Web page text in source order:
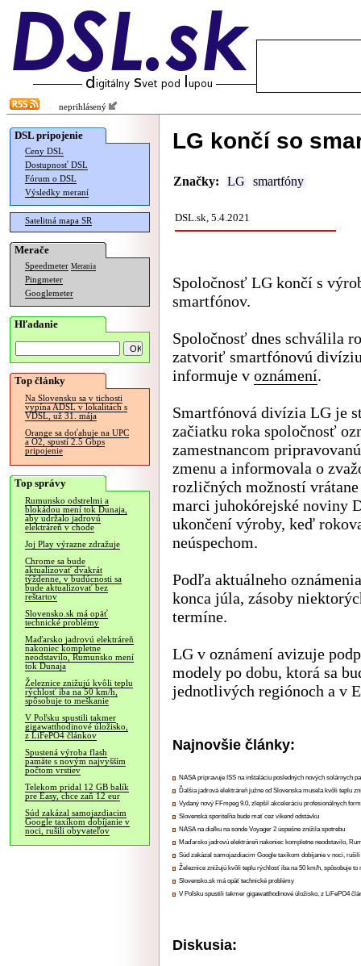
neprihlásený
DSL pripojenie
Ceny DSL
Dostupnosť DSL
Fórum o DSL
Výsledky meraní
Satelitná mapa SR
Merače
Speedmeter Merania
Pingmeter
Googlemeter
Hľadanie
Top články
Na Slovensku sa v tichosti
vypína ADSL v lokalitách s
VDSL, už 31. mája
Orange sa doťahuje na UPC
a O2, spustí 2.5 Gbps
pripojenie
Top správy
Rumunsko odstrelmi a
blokádou mení tok Dunaja,
aby udržalo jadrovú
elektráreň v chode
Joj Play výrazne zdražuje
Chrome sa bude
aktualizovať dvakrát
týždenne, v budúcnosti sa
bude aktualizovať bez
reštartov
Slovensko.sk má opäť
technické problémy
Maďarsko jadrovú elektráreň
nakoniec kompletne
neodstavilo, Rumunsko mení
tok Dunaja
Železnice znižujú kvôli teplu
rýchlosť iba na 50 km/h,
spôsobuje to meškanie
V Poľsku spustili takmer
gigawatthodinové úložisko,
z LiFePO4 článkov
Spustená výroba flash
pamäte s novým najvyšším
počtom vrstiev
Telekom pridal 12 GB balík
pre Easy, chce zaň 12 eur
Súd zakázal samojazdiacim
Google taxíkom dobíjanie v
noci, rušili obyvateľov
LG končí so
Značky: LG smartfóny
DSL.sk, 5.4.2021
Spoločnosť LG končí s
smartfónov.
Spoločnosť dnes schválila
zatvoriť smartfónovú
informuje v oznámení.
Smartfónová divízia LG je
začiatku roka spoločnosť
zamestnancom
zmenu a informovala o
rozličných možností
marci juhokórejské noviny
ukončení výroby, keď
neúspechom.
Podľa aktuálneho
konca júla, zásoby
termíne.
LG v oznámení avizuje
modely po dobu, ktorá sa
jednotlivých regiónoch a v
Najnovšie články:
NASA pripravuje ISS na inštaláciu posledných nových solárnych
Ďalšia jadrová elektráreň južne od Slovenska musela kvôli teplu
Vydaný nový FFmpeg 9.0, zlepšil akceleráciu profesionálnych
Slovenská sporiteľňa bude mať cez víkend odstávku
NASA na diaľku na sonde Voyager 2 úspešne znížila spotrebu
Maďarsko jadrovú elektráreň nakoniec kompletne neodstavilo,
Súd zakázal samojazdiacim Google taxíkom dobíjanie v noci,
Železnice znižujú kvôli teplu rýchlosť iba na 50 km/h, spôsobuje to
Slovensko.sk má opäť technické problémy
V Poľsku spustili takmer gigawatthodinové úložisko, z LiFePO4
Diskusia: